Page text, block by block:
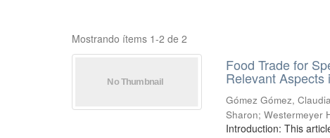
Mostrando ítems 1-2 de 2
Food Trade for
Relevant
Gómez Gómez,
Sharon;Westermeyer
Introduction: This